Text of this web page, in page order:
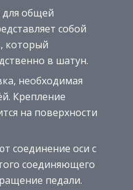
для общей
собой
который
в шатун.
необходимая
Крепление
на поверхности
соединение оси с
соединяющего
педали.